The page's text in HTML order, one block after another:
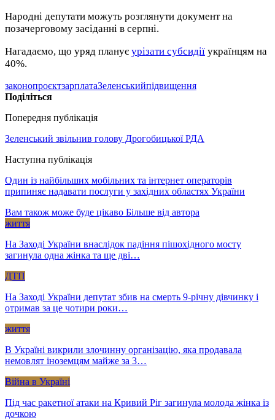
Народні депутати можуть розглянути документ на
позачерговому засіданні в серпні.
Нагадаємо, що уряд планує урізати субсидії українцям на
40%.
законопроєктзарплатаЗеленськийпідвищення
Поділіться
Попередня публікація
Зеленський звільнив голову Дрогобицької РДА
Наступна публікація
Один із найбільших мобільних та інтернет операторів
припиняє надавати послуги у західних областях України
Вам також може буде цікаво Більше від автора
життя
На Заході України внаслідок падіння пішохідного мосту
загинула одна жінка та ще дві…
ДТП
На Заході України депутат збив на смерть 9-річну дівчинку і
отримав за це чотири роки…
життя
В Україні викрили злочинну організацію, яка продавала
немовлят іноземцям майже за 3…
Війна в Україні
Під час ракетної атаки на Кривий Ріг загинула молода жінка із
дочкою